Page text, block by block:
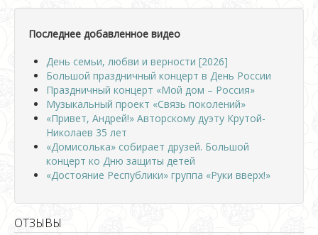
Последнее добавленное видео
День семьи, любви и верности [2026]
Большой праздничный концерт в День России
Праздничный концерт «Мой дом – Россия»
Музыкальный проект «Связь поколений»
«Привет, Андрей!» Авторскому дуэту Крутой-
Николаев 35 лет
«Домисолька» собирает друзей. Большой
концерт ко Дню защиты детей
«Достояние Республики» группа «Руки вверх!»
ОТЗЫВЫ